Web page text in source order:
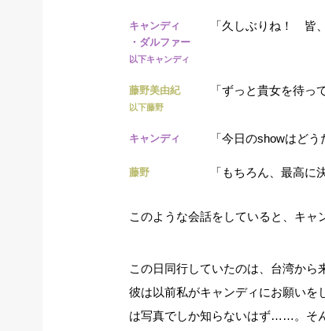
キャンディ
・ダルファー
以下キャンディ
「久しぶりね！ 皆
藤野美由紀
以下藤野
「ずっと貴女を待っ
キャンディ 「今日のshowはどう
藤野 「もちろん、最高
このような会話をしていると、キャ
この日同行していたのは、台湾から
彼は以前私がキャンディにお願いを
は写真でしか知らないはず……。そ